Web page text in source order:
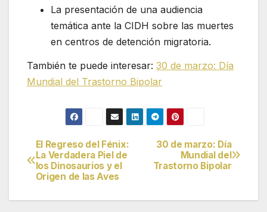
La presentación de una audiencia
temática ante la CIDH sobre las muertes
en centros de detención migratoria.
También te puede interesar: 30 de marzo: Día
Mundial del Trastorno Bipolar
Navegación
de
entradas
30 de marzo: Día
Mundial del
Trastorno Bipolar
El Regreso del Fénix:
La Verdadera Piel de
los Dinosaurios y el
Origen de las Aves